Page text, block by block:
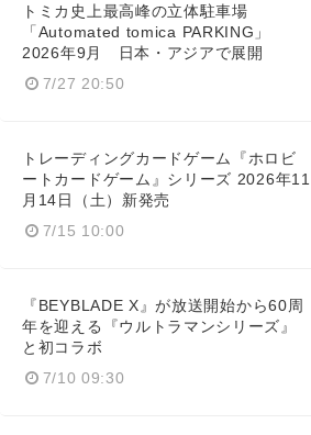
トミカ史上最高峰の立体駐車場
「Automated tomica PARKING」
2026年9月 日本・アジアで展開
7/27 20:50
トレーディングカードゲーム『ホロビ
ートカードゲーム』シリーズ 2026年11
月14日（土）新発売
7/15 10:00
『BEYBLADE X』が放送開始から60周
年を迎える『ウルトラマンシリーズ』
と初コラボ
7/10 09:30